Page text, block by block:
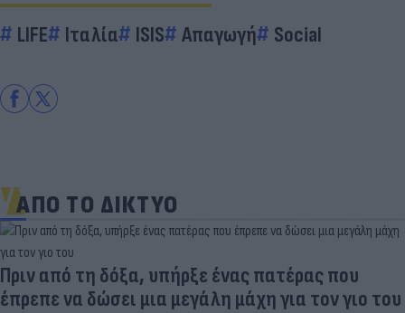
LIFE Ιταλία ISIS Απαγωγή Social
ΑΠΟ ΤΟ ΔΙΚΤΥΟ
Πριν από τη δόξα, υπήρξε ένας πατέρας που
έπρεπε να δώσει μια μεγάλη μάχη για τον γιο του